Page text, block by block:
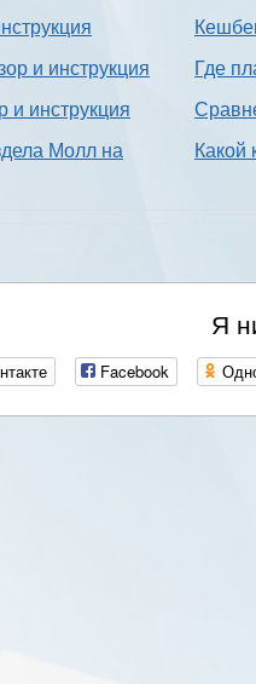
и инструкция
и инструкция
Молл на
Где
Какой
Я
Facebook